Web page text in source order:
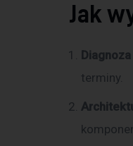
Jak
terminy.